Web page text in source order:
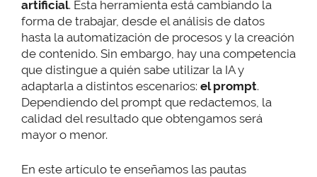
artificial. Esta herramienta está cambiando la
forma de trabajar, desde el análisis de datos
hasta la automatización de procesos y la creación
de contenido. Sin embargo, hay una competencia
que distingue a quién sabe utilizar la IA y
adaptarla a distintos escenarios: el prompt.
Dependiendo del prompt que redactemos, la
calidad del resultado que obtengamos será
mayor o menor.
En este artículo te enseñamos las pautas